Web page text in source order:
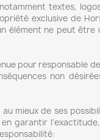
textes,
exclusive de
élément ne peut
pour responsable
non
mieux de ses
garantir